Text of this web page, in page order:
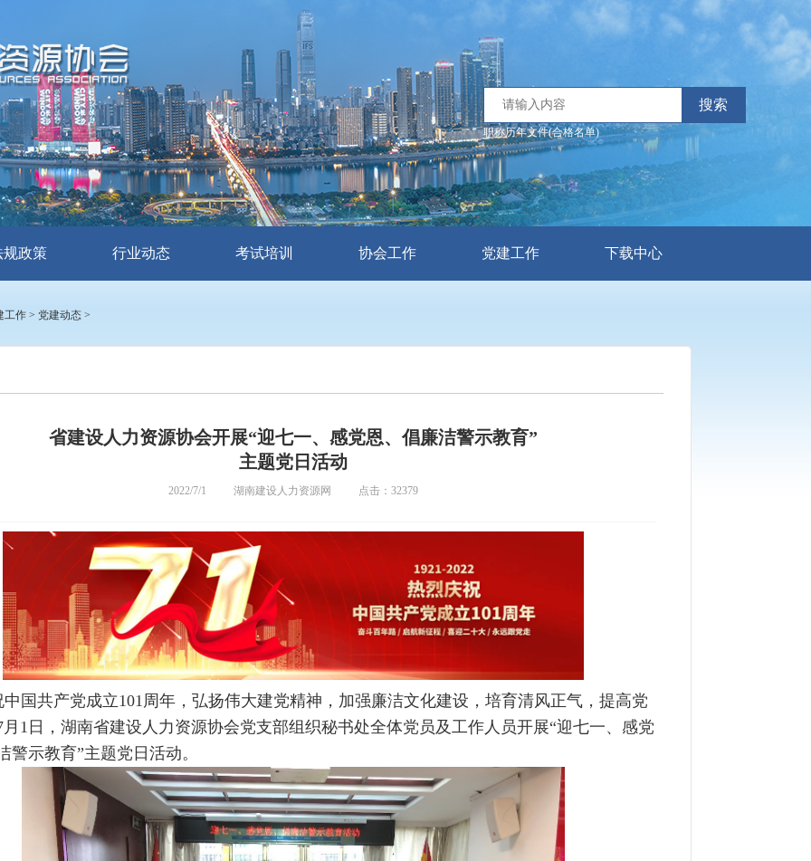
搜索
职称历年文件(合格名单)
规政策 行业动态 考试培训 协会工作 党建工作 下载中心
工作 > 党建动态 >
省建设人力资源协会开展“迎七一、感党恩、倡廉洁警示教育”
主题党日活动
2022/7/1 湖南建设人力资源网 点击：32379
中国共产党成立101周年，弘扬伟大建党精神，加强廉洁文化建设，培育清风正气，提高党
1日，湖南省建设人力资源协会党支部组织秘书处全体党员及工作人员开展“迎七一、感党
警示教育”主题党日活动。